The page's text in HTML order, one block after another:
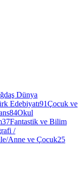
Dünya
Edebiyatı91Çocuk ve
84Okul
37Fantastik ve Bilim
/
Anne ve Çocuk25